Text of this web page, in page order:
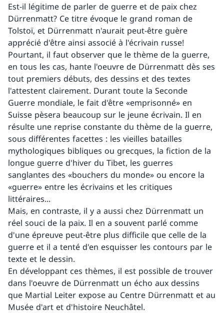
Est-il légitime de parler de guerre et de paix chez
Dürrenmatt? Ce titre évoque le grand roman de
Tolstoï, et Dürrenmatt n'aurait peut-être guère
apprécié d'être ainsi associé à l'écrivain russe!
Pourtant, il faut observer que le thème de la guerre,
en tous les cas, hante l'oeuvre de Dürrenmatt dès ses
tout premiers débuts, des dessins et des textes
l'attestent clairement. Durant toute la Seconde
Guerre mondiale, le fait d'être «emprisonné» en
Suisse pèsera beaucoup sur le jeune écrivain. Il en
résulte une reprise constante du thème de la guerre,
sous différentes facettes : les vieilles batailles
mythologiques bibliques ou grecques, la fiction de la
longue guerre d'hiver du Tibet, les guerres
sanglantes des «bouchers du monde» ou encore la
«guerre» entre les écrivains et les critiques
littéraires...
Mais, en contraste, il y a aussi chez Dürrenmatt un
réel souci de la paix. Il en a souvent parlé comme
d'une épreuve peut-être plus difficile que celle de la
guerre et il a tenté d'en esquisser les contours par le
texte et le dessin.
En développant ces thèmes, il est possible de trouver
dans l'oeuvre de Dürrenmatt un écho aux dessins
que Martial Leiter expose au Centre Dürrenmatt et au
Musée d'art et d'histoire Neuchâtel.